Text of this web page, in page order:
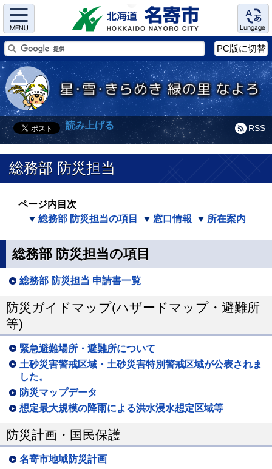
Menu Language
PC版に切替
RSS
読み上げる
総務部 防災担当
ページ内目次
総務部 防災担当の項目
窓口情報 所在案内
総務部 防災担当の項目
総務部 防災担当 申請書一覧
防災ガイドマップ(ハザードマップ・避難所
等)
緊急避難場所・避難所について
土砂災害警戒区域・土砂災害特別警戒区域が公表されま
した。
防災マップデータ
想定最大規模の降雨による洪水浸水想定区域等
防災計画・国民保護
名寄市地域防災計画